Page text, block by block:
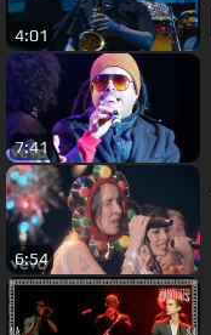
4:01
7:41
6:54